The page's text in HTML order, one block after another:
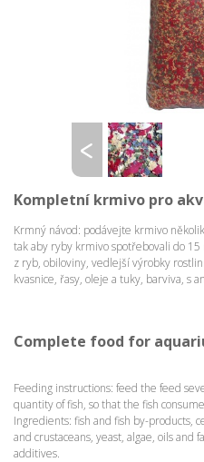
Kompletní krmivo pro
Krmný návod: podávejte krmivo
tak aby ryby krmivo spotřebovali do
z ryb, obiloviny, vedlejší výrobky
kvasnice, řasy, oleje a tuky, barviva, s
Complete food for
Feeding instructions: feed the feed
quantity of fish, so that the fish
Ingredients: fish and fish by-products,
and crustaceans, yeast, algae, oils and
additives.